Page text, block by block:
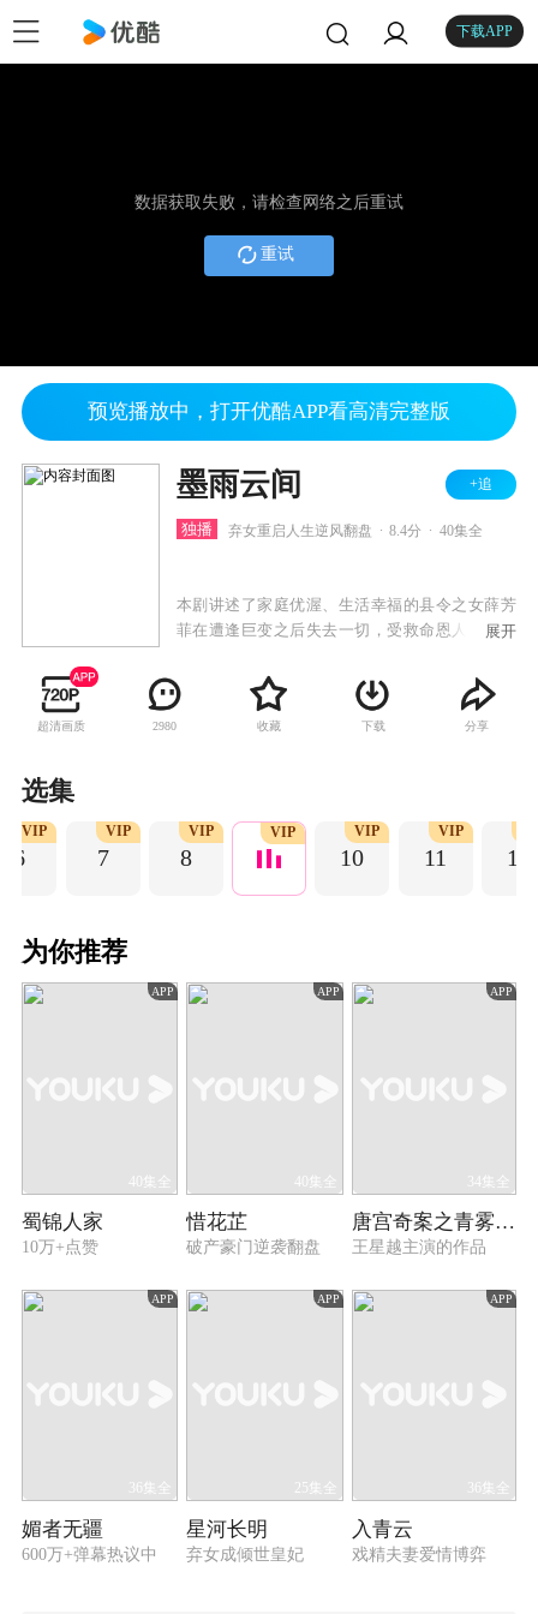
下载APP
数据获取失败，请检查网络之后重试
重试
预览播放中，打开优酷APP看高清完整版
墨雨云间 +追
独播 弃女重启人生逆风翻盘 8.4分 40集全
本剧讲述了家庭优渥、生活幸福的县令之女薛芳
菲在遭逢巨变之后失去一切，受救命恩人、中书
肃国公萧蘅等人的帮助下，克服重重艰险，不断
努力对抗不公，救出意外入狱的父亲，并帮助萧
蘅匡扶正义，守护黎民百姓，最终重获美好生活
展开
超清画质 2980 收藏 下载 分享
选集
6
VIP
7
VIP
8
VIP VIP
10
VIP
11
VIP
12
为你推荐
APP
40集全
蜀锦人家
10万+点赞
APP
40集全
惜花芷
破产豪门逆袭翻盘
APP
34集全
唐宫奇案之青雾风鸣
王星越主演的作品
APP
36集全
媚者无疆
600万+弹幕热议中
APP
25集全
星河长明
弃女成倾世皇妃
APP
36集全
入青云
戏精夫妻爱情博弈